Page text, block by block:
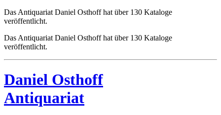
Das Antiquariat Daniel Osthoff hat über 130 Kataloge
veröffentlicht.
Das Antiquariat Daniel Osthoff hat über 130 Kataloge
veröffentlicht.
Daniel Osthoff
Antiquariat